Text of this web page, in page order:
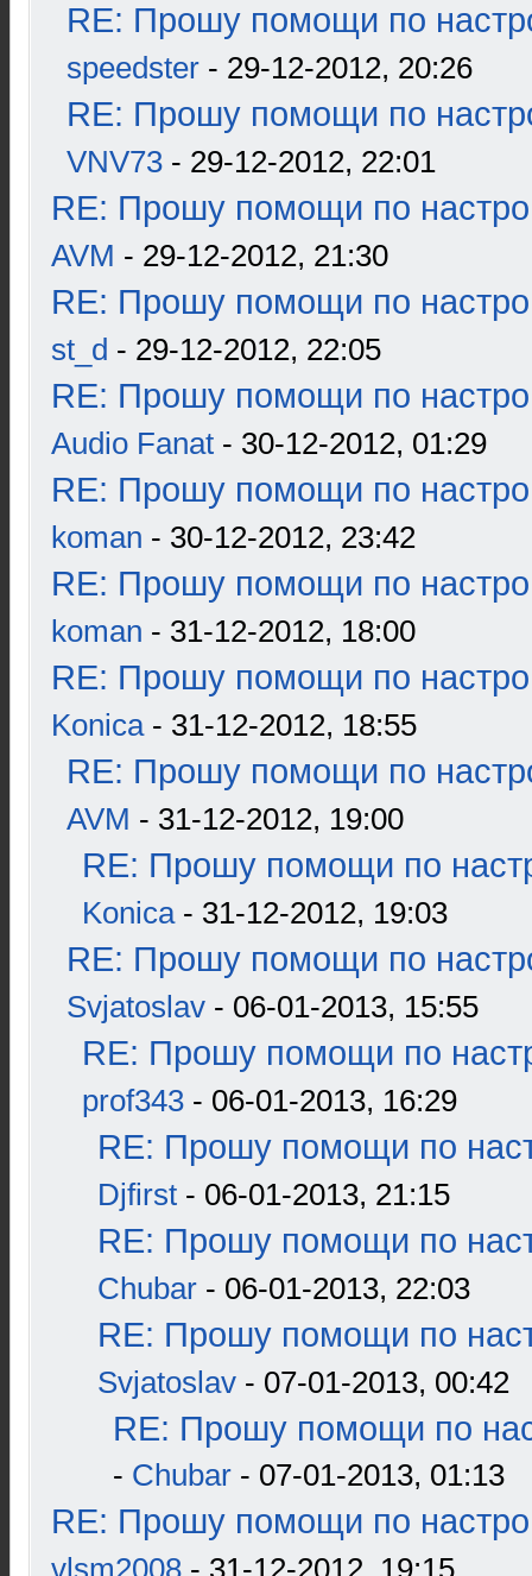
RE: Прошу помощи по
speedster - 29-12-2012, 20:26
RE: Прошу помощи по
VNV73 - 29-12-2012, 22:01
RE: Прошу помощи по
AVM - 29-12-2012, 21:30
RE: Прошу помощи по
st_d - 29-12-2012, 22:05
RE: Прошу помощи по
Audio Fanat - 30-12-2012, 01:29
RE: Прошу помощи по
koman - 30-12-2012, 23:42
RE: Прошу помощи по
koman - 31-12-2012, 18:00
RE: Прошу помощи по
Konica- 31-12-2012, 18:55
RE: Прошу помощи по
AVM - 31-12-2012, 19:00
RE: Прошу помощи по
Konica- 31-12-2012, 19:03
RE: Прошу помощи по
Svjatoslav - 06-01-2013, 15:55
RE: Прошу помощи по
prof343 - 06-01-2013, 16:29
RE: Прошу помощи по
Djfirst - 06-01-2013, 21:15
RE: Прошу помощи по
Chubar - 06-01-2013, 22:03
RE: Прошу помощи по
Svjatoslav - 07-01-2013, 00:42
RE: Прошу помощи по
- Chubar - 07-01-2013, 01:13
RE: Прошу помощи по
vlsm2008 - 31-12-2012, 19:15